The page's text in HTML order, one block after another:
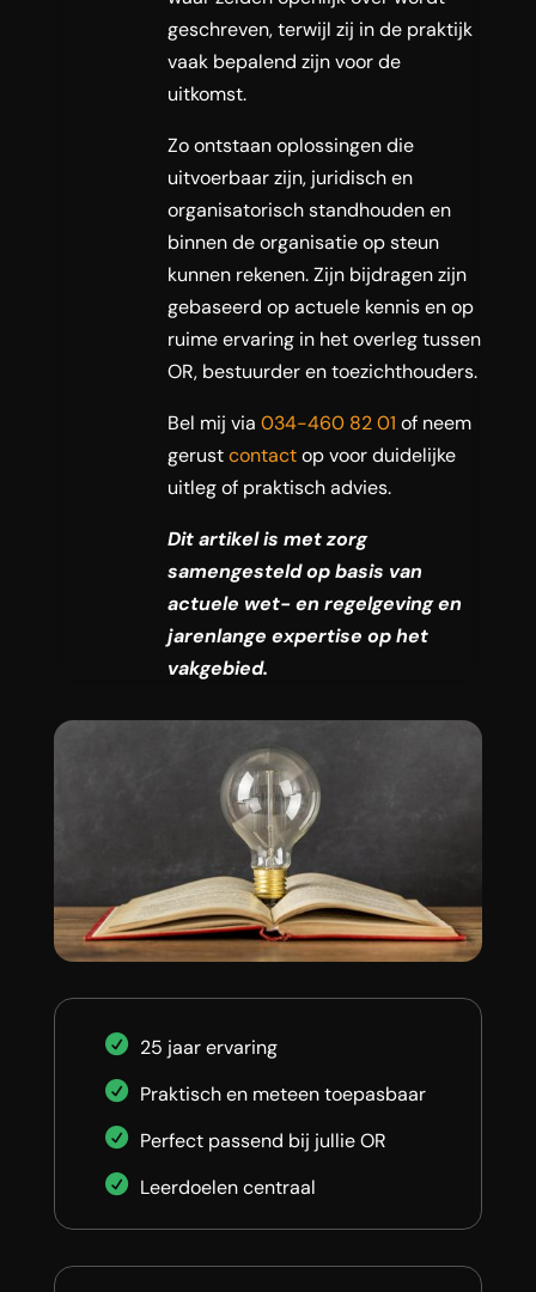
geschreven, terwijl zij in de praktijk
vaak bepalend zijn voor de
uitkomst.
Zo ontstaan oplossingen die
uitvoerbaar zijn, juridisch en
organisatorisch standhouden en
binnen de organisatie op steun
kunnen rekenen. Zijn bijdragen zijn
gebaseerd op actuele kennis en op
ruime ervaring in het overleg tussen
OR, bestuurder en toezichthouders.
Bel mij via 034-460 82 01 of neem
gerustcontactop voor duidelijke
uitleg of praktisch advies.
Dit artikel is met zorg
samengesteld op basis van
actuele wet- en regelgeving en
jarenlange expertise op het
vakgebied.
25 jaar ervaring
Praktisch en meteen toepasbaar
Perfect passend bij jullie OR
Leerdoelen centraal